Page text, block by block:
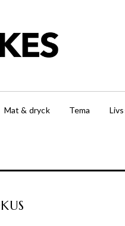
Mat & dryck Tema